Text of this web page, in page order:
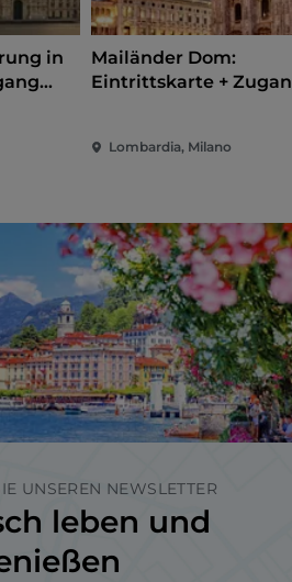
in
Mailänder Dom:
Eintrittskarte +
Lombardia, Milano
UNSEREN NEWSLETTER
leben und